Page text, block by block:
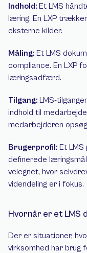
Indhold: Et LMS
læring. En LXP
eksterne kilder.
Måling: Et LMS
compliance. En LXP
læringsadfærd.
Tilgang: LMS-
indhold til
medarbejderen
Brugerprofil: Et
definerede
velegnet, hvor
videndeling er i fokus.
Hvornår er et LMS
Der er situationer,
virksomhed har brug